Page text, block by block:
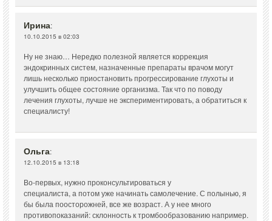
Ирина:
10.10.2015 в 02:03
Ну не знаю… Нередко полезной является коррекция
эндокринных систем, назначенные препараты врачом могут
лишь несколько приостановить прогрессирование глухоты и
улучшить общее состояние организма. Так что по поводу
лечения глухоты, лучше не экспериментировать, а обратиться к
специалисту!
Ольга:
12.10.2015 в 13:18
Во-первых, нужно проконсультироваться у
специалиста, а потом уже начинать самолечение. С полынью, я
бы была поосторожней, все же возраст. А у нее много
противопоказаний: склонность к тромбообразованию например.